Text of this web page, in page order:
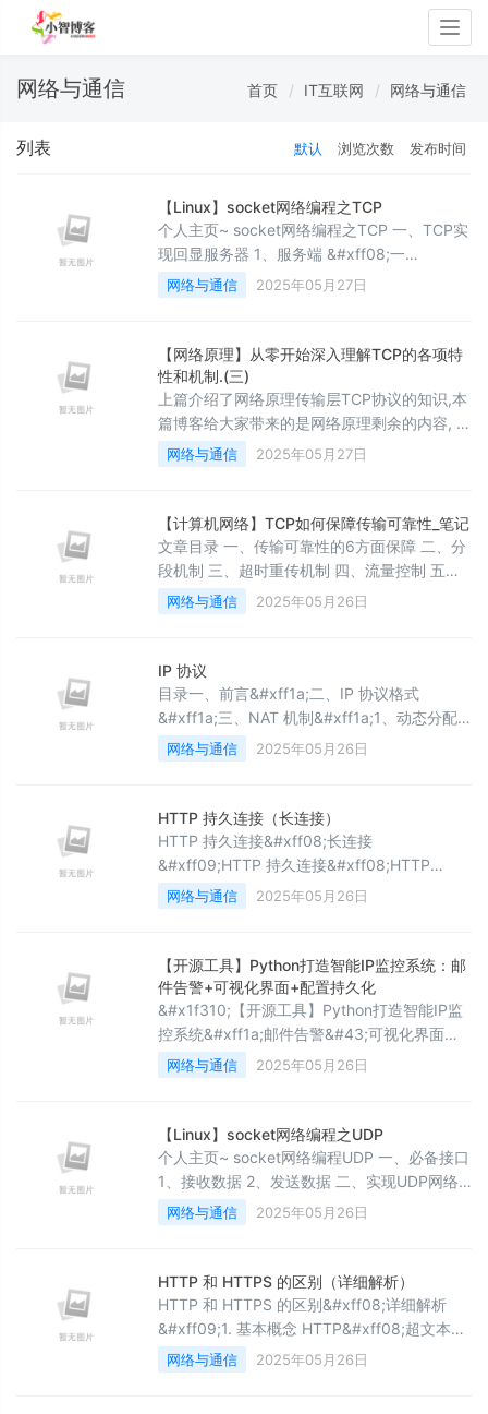
网络与通信 首页 IT互联网 网络与通信
列表 默认 浏览次数 发布时间
【Linux】socket网络编程之TCP
个人主页~ socket网络编程之TCP 一、TCP实
现回显服务器 1、服务端 &#xff08;一
&#xff09;TcpServer.hpp &#xff08;二
&#xff09;main.cpp 2、客户端 TcpClient.cpp
版 一、TCP实现回显服务器 1、服务端 &#x
网络与通信 2025年05月27日
【网络原理】从零开始深入理解TCP的各项特
性和机制.(三)
上篇介绍了网络原理传输层TCP协议的知识,本
篇博客给大家带来的是网络原理剩余的内容, 总
体来说,这部分内容没有上两篇文章那么重要,本
篇知识有一个印象即可. &#x1f40e;文章专栏:
欢迎大家点赞 评论 收藏 分享 如果你不知道分
享给谁,那就分享给薯条. 你们的支持是我不断
创作的动力 . 王子,公主请阅&#x1f680;
网络与通信 2025年05月27日
【计算机网络】TCP如何保障传输可靠性_笔记
文章目录 一、传输可靠性的6方面保障 二、分
段机制 三、超时重传机制 四、流量控制 五、
拥塞控制 提示&#xff1a;以下是本篇文章正文内
容&#xff0c;下面案例可供参考 源网站 按
&#xff0c;为应用层提供服务 一、传输可靠性的
6方面保障 基于数据块的传输&#xff1a;待传输
的数据被分割成TCP认为合适的数据块&#xff
网络与通信 2025年05月26日
IP 协议
目录一、前言&#xff1a;二、IP 协议格式
&#xff1a;三、NAT 机制&#xff1a;1、动态分配
IP 地址&#xff1a;2、NAT 机制&#xff08;核心方
案&#xff09;&#xff1a;1、内网 IP&#xff08;私网
&#xff09;&#xff1a;3、NAT 机制工作原理
&#xff1a;1、两个设备都是在
网络与通信 2025年05月26日
HTTP 持久连接（长连接）
HTTP 持久连接&#xff08;长连接
&#xff09;HTTP 持久连接&#xff08;HTTP
Persistent Connections&#xff09;&#xff0c;也
常被称作 HTTP 长连接&#xff0c;是 HTTP 协议
细介绍&#xff1a;一、基本概念在传统的 HTTP
通信模式&#xff08;非持久连接模式&#xff09;下
&#
网络与通信 2025年05月26日
【开源工具】Python打造智能IP监控系统：邮
件告警+可视化界面+配置持久化
&#x1f310;【开源工具】Python打造智能IP监
控系统&#xff1a;邮件告警&#43;可视化界面
&#43;配置持久化 &#x1f308; 个人主页
&#xff1a;创客白泽 - CSDN博客 &#x1f525; 系
实战》 &#x1f4a1; 热爱不止于代码&#xff0c;热
情源自每一个灵感闪现的夜晚。愿以开源之火
&#xff
网络与通信 2025年05月26日
【Linux】socket网络编程之UDP
个人主页~ socket网络编程UDP 一、必备接口
1、接收数据 2、发送数据 二、实现UDP网络
编程 1、服务器 &#xff08;一
&#xff09;UdpServer.hpp &#xff08;二
一、必备接口 1、接收数据recvfrom函数用于
从套接字接
网络与通信 2025年05月26日
HTTP 和 HTTPS 的区别（详细解析）
HTTP 和 HTTPS 的区别&#xff08;详细解析
&#xff09;1. 基本概念 HTTP&#xff08;超文本传
输协议&#xff0c;HyperText Transfer
Protocol&#xff09; HTTP 是一种 明文传输 的
网络与通信 2025年05月26日